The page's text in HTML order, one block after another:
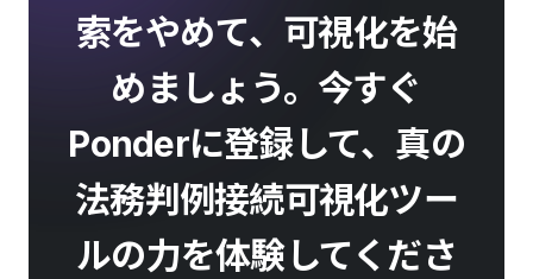
索をやめて、可視化を始
めましょう。今すぐ
Ponderに登録して、真の
法務判例接続可視化ツー
ルの力を体験してくださ